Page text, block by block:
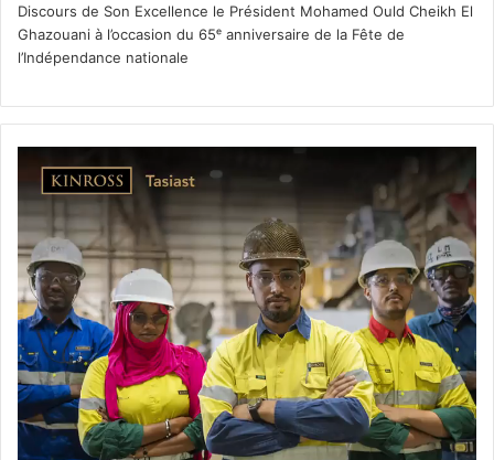
Discours de Son Excellence le Président Mohamed Ould Cheikh El
Ghazouani à l’occasion du 65ᵉ anniversaire de la Fête de
l’Indépendance nationale